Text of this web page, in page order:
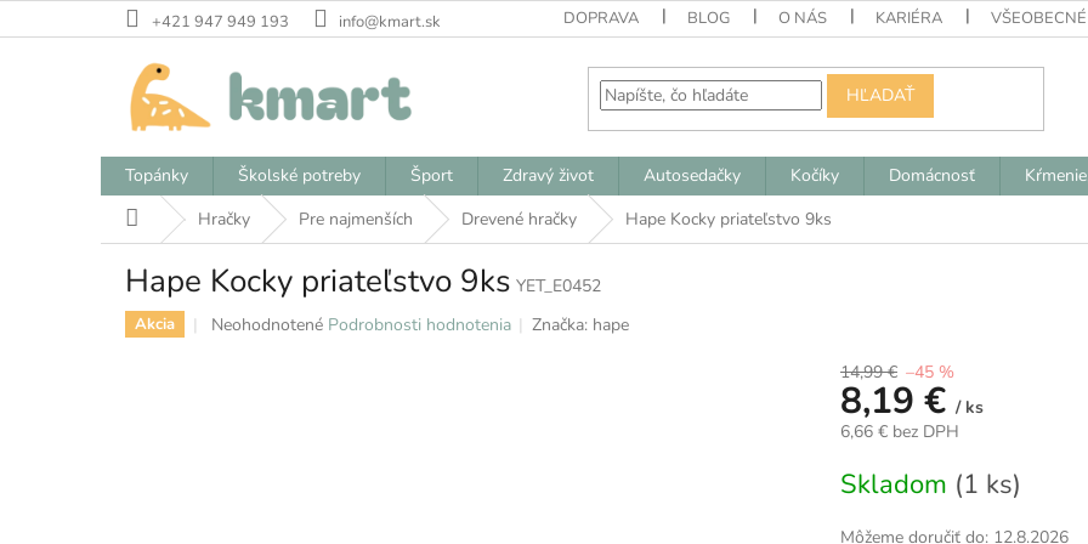
na
+421 947 949 193 info@kmart.sk DOPRAVA BLOG O NÁS KARIÉRA
HĽADAŤ
Topánky Školské potreby Šport Zdravý život Autosedačky Kočíky Domácnosť
DomovHračky Pre najmenších Drevené hračky Hape Kocky priateľstvo 9ks
Hape Kocky priateľstvo 9ks YET_E0452
Akcia
Priemerné
Neohodnotené Podrobnosti hodnotenia Značka: hape
14,99 € –45 %
8,19 € / ks
6,66 € bez DPH
cena:
Skladom (1 ks)
Môžeme doručiť do: 12.8.2026